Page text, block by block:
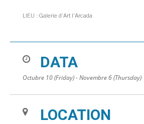
LIEU : Galerie d’Art l’Arcada
DATA
Octubre 10 (Friday) - Novembre 6 (Thursday)
LOCATION